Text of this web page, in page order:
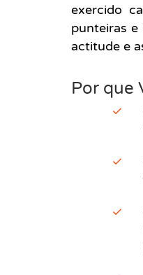
exercido
punteiras
actitude e
Por que